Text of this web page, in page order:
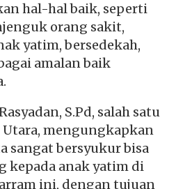
hal-hal baik, seperti
orang sakit,
yatim, bersedekah,
amalan baik
S.Pd, salah satu
Utara, mengungkapkan
sangat bersyukur bisa
kepada anak yatim di
ini, dengan tujuan